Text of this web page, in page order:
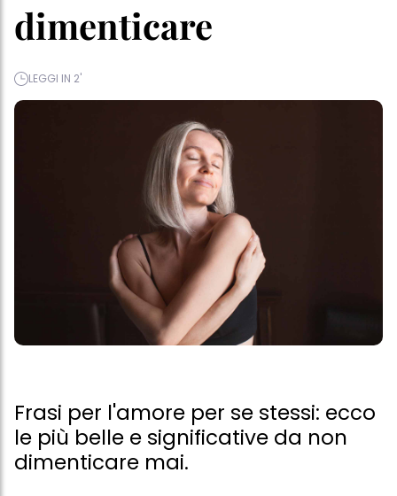
dimenticare
LEGGI IN 2'
Frasi per l'amore per se stessi: ecco
le più belle e significative da non
dimenticare mai.